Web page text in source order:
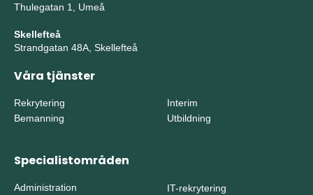
Thulegatan 1, Umeå
Skellefteå
Strandgatan 48A, Skellefteå
Våra tjänster
Rekrytering
Bemanning
Interim
Utbildning
Specialistområden
Administration
IT-rekrytering